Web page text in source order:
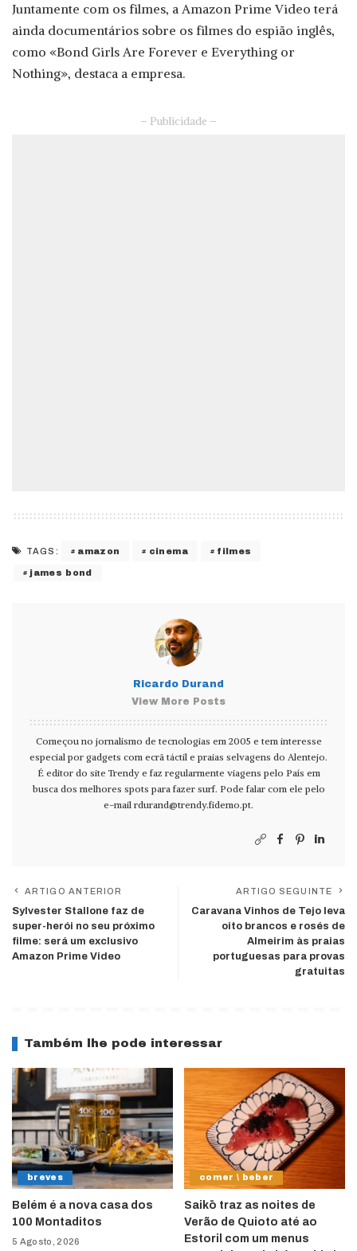
Juntamente com os filmes, a Amazon Prime Video terá
ainda documentários sobre os filmes do espião inglês,
como «Bond Girls Are Forever e Everything or
Nothing», destaca a empresa.
– Publicidade –
TAGS: amazon cinema filmes
james bond
Ricardo Durand
View More Posts
Começou no jornalismo de tecnologias em 2005 e tem interesse
especial por gadgets com ecrã táctil e praias selvagens do Alentejo.
É editor do site Trendy e faz regularmente viagens pelo País em
busca dos melhores spots para fazer surf. Pode falar com ele pelo
e-mail rdurand@trendy.fidemo.pt.
ARTIGO ANTERIOR
Sylvester Stallone faz de
super-herói no seu próximo
filme: será um exclusivo
Amazon Prime Video
ARTIGO SEGUINTE
Caravana Vinhos de Tejo leva
oito brancos e rosés de
Almeirim às praias
portuguesas para provas
gratuitas
Também lhe pode interessar
breves
Belém é a nova casa dos
100 Montaditos
5 Agosto, 2026
comer \ beber
Saikō traz as noites de
Verão de Quioto até ao
Estoril com um menus